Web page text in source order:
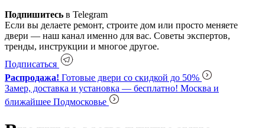
Подпишитесь в Telegram
Если вы делаете ремонт, строите дом или просто меняете
двери — наш канал именно для вас. Советы экспертов,
тренды, инструкции и многое другое.
Подписаться
Распродажа! Готовые двери со скидкой до 50%
Замер, доставка и установка — бесплатно! Москва и
ближайшее Подмосковье